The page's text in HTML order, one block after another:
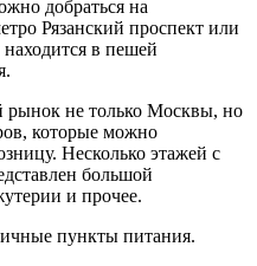
добраться на
Рязанский проспект или
в пешей
не только Москвы, но
которые можно
Несколько этажей с
большой
и прочее.
пункты питания.